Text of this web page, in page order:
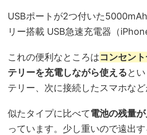
USBポートが2つ付いた
リー搭載 USB急速充電器（
これの便利なところはコンセン
テリーを充電しながら使えると
テリー、次に接続したスマホなど
似たタイプに比べて電池の残量
っています。少し重いので遠出す